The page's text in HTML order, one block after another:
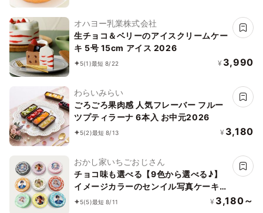
オハヨー乳業株式会社
生チョコ＆ベリーのアイスクリームケー
キ 5号 15cm アイス 2026
5(1)最短 8/22 ¥ 3,990
わらいみらい
ごろごろ果肉感 人気フレーバー フルー
ツプティラーナ 6本入 お中元2026
5(2)最短 8/13 ¥ 3,180
おかし家いちごおじさん
チョコ味も選べる【9色から選べる♪】
イメージカラーのセンイル写真ケーキ
ライン 3号 1～2名様向け
5(5)最短 8/11 ¥ 3,180～